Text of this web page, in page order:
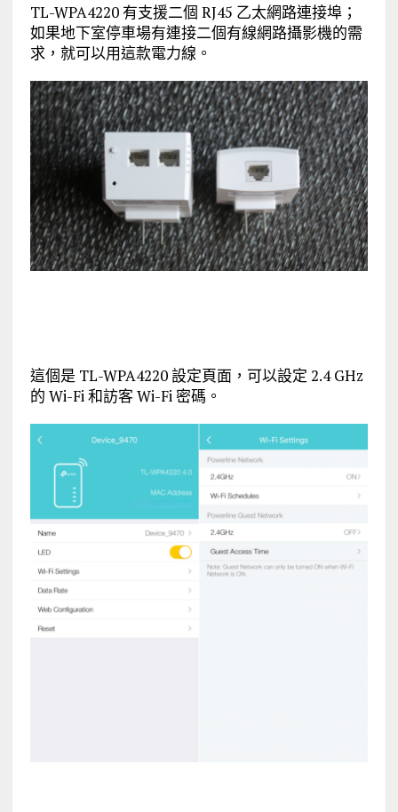
TL-WPA4220 有支援二個 RJ45 乙太網路連接埠；
如果地下室停車場有連接二個有線網路攝影機的需
求，就可以用這款電力線。
這個是 TL-WPA4220 設定頁面，可以設定 2.4 GHz
的 Wi-Fi 和訪客 Wi-Fi 密碼。